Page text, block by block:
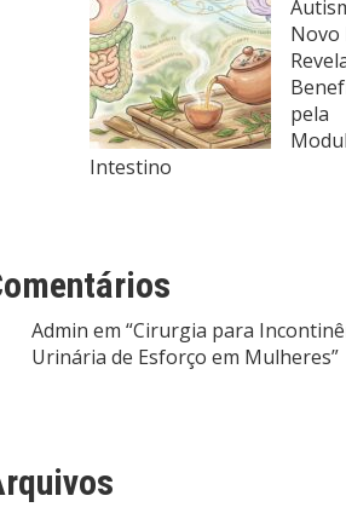
Novo
pela
Intestino
Admin em “Cirurgia para
Urinária de Esforço em Mulheres”